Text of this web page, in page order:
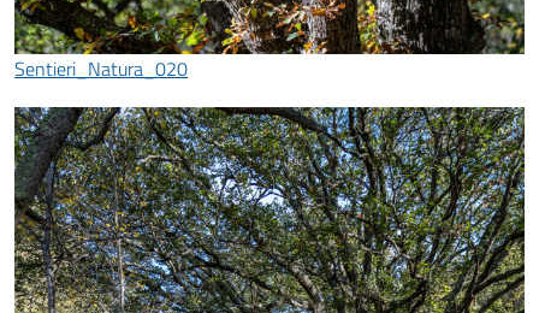
Sentieri_Natura_020